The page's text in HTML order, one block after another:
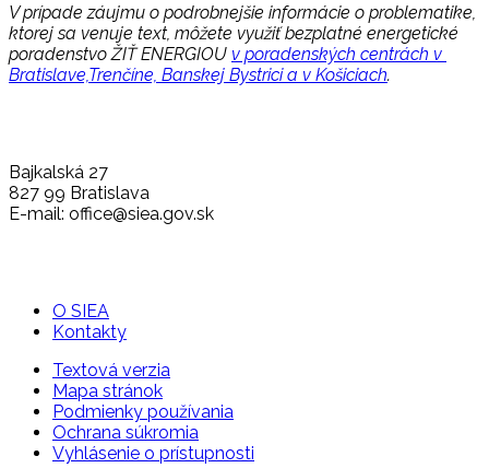
V prípade záujmu o podrobnejšie informácie o problematike,
ktorej sa venuje text, môžete využiť bezplatné energetické
poradenstvo ŽIŤ ENERGIOU v poradenských centrách v
Bratislave,Trenčíne, Banskej Bystrici a v Košiciach.
Bajkalská 27
827 99 Bratislava
E-mail: office@siea.gov.sk
O SIEA
Kontakty
Textová verzia
Mapa stránok
Podmienky používania
Ochrana súkromia
Vyhlásenie o prístupnosti